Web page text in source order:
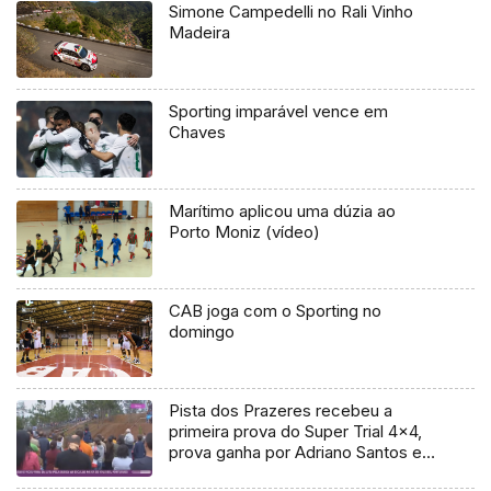
Simone Campedelli no Rali Vinho
Madeira
Sporting imparável vence em
Chaves
Marítimo aplicou uma dúzia ao
Porto Moniz (vídeo)
CAB joga com o Sporting no
domingo
Pista dos Prazeres recebeu a
primeira prova do Super Trial 4×4,
prova ganha por Adriano Santos e